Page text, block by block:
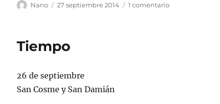
Autor
Nano
Publicado
27 septiembre 2014 1 comentarioen
Tiempo
26 de septiembre
San Cosme y San Damián